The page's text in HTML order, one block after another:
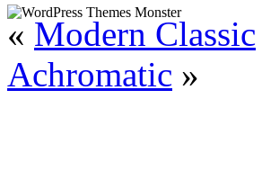
« Modern Classic
Achromatic »